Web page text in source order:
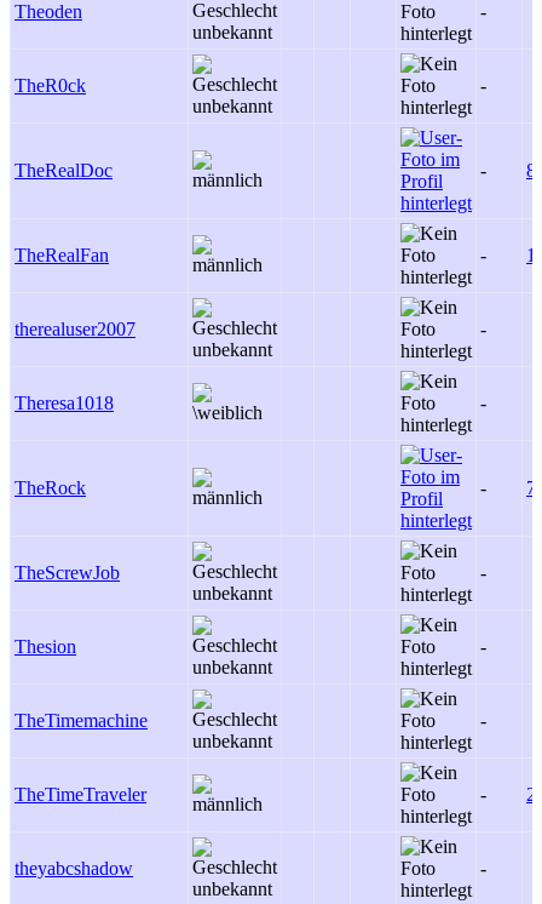
Theoden -
TheR0ck -
TheRealDoc - 8
TheRealFan - 1
therealuser2007 -
Theresa1018 -
TheRock - 7
TheScrewJob -
Thesion -
TheTimemachine -
TheTimeTraveler - 2
theyabcshadow -